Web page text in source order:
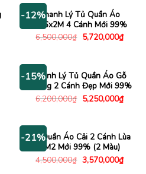
-12%Thanh Lý Tủ Quần Áo
1M6x2M 4 Cánh Mới 99%
6,500,000₫ Giá
gốc
5,720,000₫Giá
hiện
-15%Thanh Lý Tủ Quần Áo Gỗ
Thông 2 Cánh Đẹp Mới 99%
6,200,000₫ Giá
gốc
5,250,000₫Giá
hiện
-21%
Tủ Quần Áo Cải 2 Cánh Lùa
1M2 Mới 99% (2 Màu)
4,500,000₫ Giá
gốc
3,570,000₫Giá
hiện